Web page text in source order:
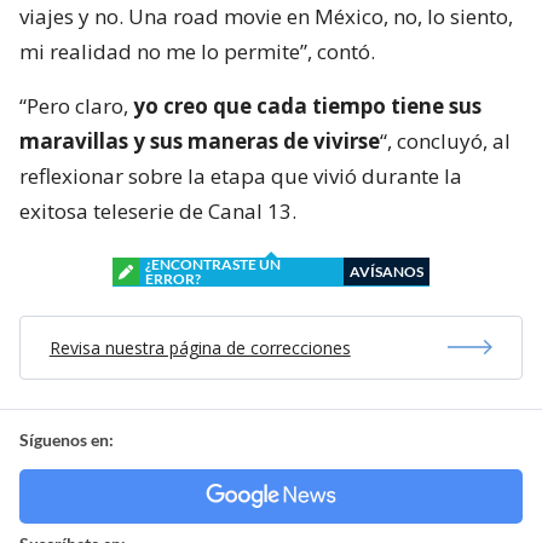
viajes y no. Una road movie en México, no, lo siento,
mi realidad no me lo permite”, contó.
“Pero claro, yo creo que cada tiempo tiene sus
maravillas y sus maneras de vivirse“, concluyó, al
reflexionar sobre la etapa que vivió durante la
exitosa teleserie de Canal 13.
¿ENCONTRASTE UN
ERROR?
AVÍSANOS
Revisa nuestra página de correcciones
Síguenos en: